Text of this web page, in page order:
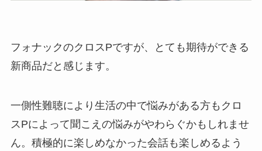
フォナックのクロスPですが、とても期待ができる
新商品だと感じます。
一側性難聴により生活の中で悩みがある方もクロ
スPによって聞こえの悩みがやわらぐかもしれませ
ん。積極的に楽しめなかった会話も楽しめるよう